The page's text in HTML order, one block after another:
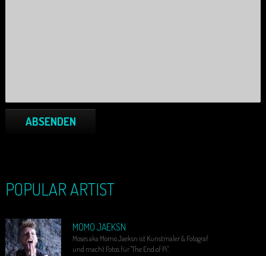
ABSENDEN
POPULAR ARTIST
MOMO JAEKSN
Moses aka Momo Jaeksn ist Kunstmaler & Fotograf
und macht Fotos für "The End of Pi".